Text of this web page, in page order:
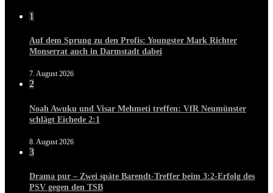
1
Auf dem Sprung zu den Profis: Youngster Mark Richter
Monserrat auch in Darmstadt dabei
7. August 2026
2
Noah Awuku und Visar Mehmeti treffen: VfR Neumünster
schlägt Eichede 2:1
8. August 2026
3
Drama pur – Zwei späte Barendt-Treffer beim 3:2-Erfolg des
PSV gegen den TSB